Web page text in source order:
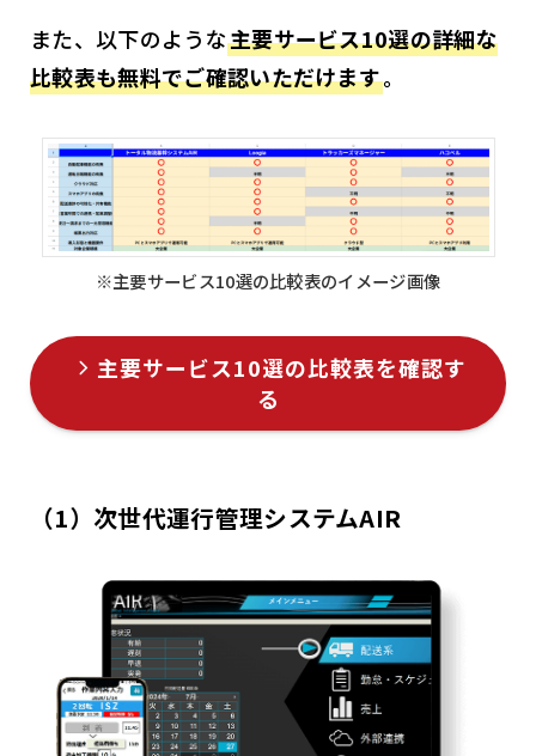
また、以下のような主要サービス10選の詳細な
比較表も無料でご確認いただけます。
※主要サービス10選の比較表のイメージ画像
主要サービス10選の比較表を確認す
る
（1）次世代運行管理システムAIR